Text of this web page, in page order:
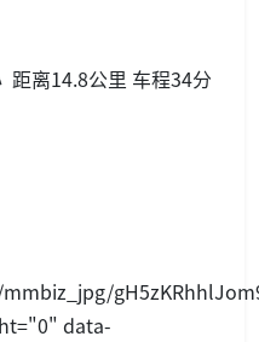
离14.8公里 车程34分
data-